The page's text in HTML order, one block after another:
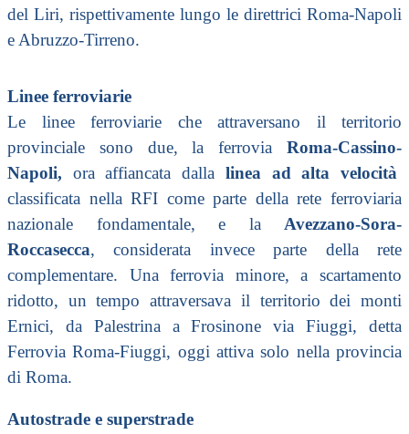
del Liri, rispettivamente lungo le direttrici Roma-Napoli
e Abruzzo-Tirreno.
Linee ferroviarie
Le linee ferroviarie che attraversano il territorio
provinciale sono due, laferroviaRoma-Cassino-
Napoli, ora affiancata dalla linea ad alta velocità
classificata nellaRFI come parte della rete ferroviaria
nazionale fondamentale, e la Avezzano-Sora-
Roccasecca, considerata invece parte della rete
complementare. Una ferrovia minore, a scartamento
ridotto, un tempo attraversava il territorio dei monti
Ernici, da Palestrina aFrosinone viaFiuggi, detta
Ferrovia Roma-Fiuggi, oggi attiva solo nellaprovincia
di Roma.
Autostrade e superstrade